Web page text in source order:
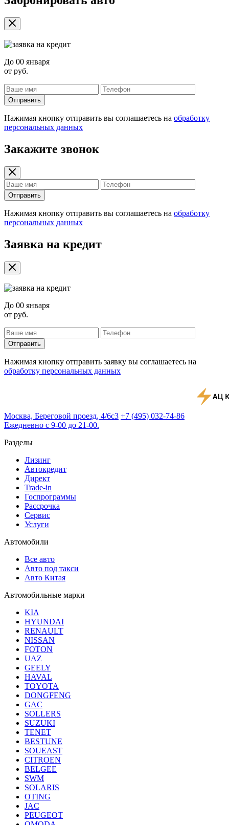
До 00 января
от руб.
Отправить
Нажимая кнопку отправить вы соглашаетесь на обработку
персональных данных
Закажите звонок
Отправить
Нажимая кнопку отправить вы соглашаетесь на обработку
персональных данных
Заявка на кредит
До 00 января
от руб.
Отправить
Нажимая кнопку отправить заявку вы соглашаетесь на
обработку персональных данных
Москва, Береговой проезд, 4/6с3 +7 (495) 032-74-86
Ежедневно с 9-00 до 21-00.
Разделы
Лизинг
Автокредит
Директ
Trade-in
Госпрограммы
Рассрочка
Сервис
Услуги
Автомобили
Все авто
Авто под такси
Авто Китая
Автомобильные марки
KIA
HYUNDAI
RENAULT
NISSAN
FOTON
UAZ
GEELY
HAVAL
TOYOTA
DONGFENG
GAC
SOLLERS
SUZUKI
TENET
BESTUNE
SOUEAST
CITROEN
BELGEE
SWM
SOLARIS
OTING
JAC
PEUGEOT